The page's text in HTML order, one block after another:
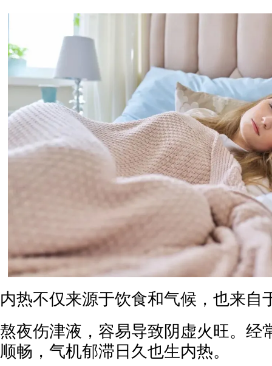
内热不仅来源于饮食和气候，也来自
熬夜伤津液，容易导致阴虚火旺。经
顺畅，气机郁滞日久也生内热。